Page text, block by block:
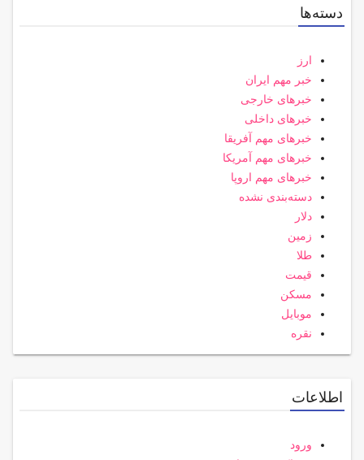
دسته‌ها
ارز
خبر مهم ایران
خبرهای خارجی
خبرهای داخلی
خبرهای مهم آفریقا
خبرهای مهم آمریکا
خبرهای مهم اروپا
دسته‌بندی نشده
دلار
زمین
طلا
قیمت
مسکن
موبایل
نقره
اطلاعات
ورود